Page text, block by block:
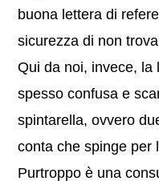
buona lettera di
sicurezza di non
Qui da noi, invece, la
spesso confusa e
spintarella, ovvero
conta che spinge per
Purtroppo è una